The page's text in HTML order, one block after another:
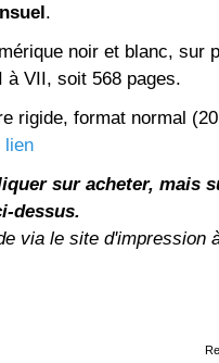
.
noir et blanc, sur
à VII, soit 568 pages.
rigide, format normal
lien
sur acheter, mais
dessus.
via le site d'impression